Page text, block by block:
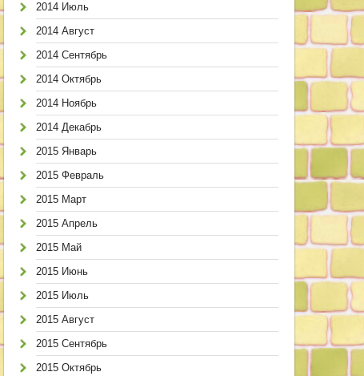
2014 Июль
2014 Август
2014 Сентябрь
2014 Октябрь
2014 Ноябрь
2014 Декабрь
2015 Январь
2015 Февраль
2015 Март
2015 Апрель
2015 Май
2015 Июнь
2015 Июль
2015 Август
2015 Сентябрь
2015 Октябрь